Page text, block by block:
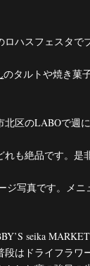
ハスフェスタで
のタルトや焼き菓
北区のLABOで週
れも絶品です。是
ジ写真です。メ
seika MARKET
段はドライフラワ